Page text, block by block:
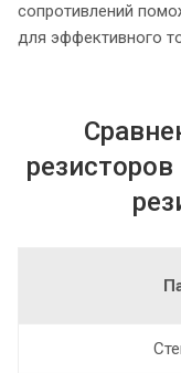
сопротивлений
для эффективного